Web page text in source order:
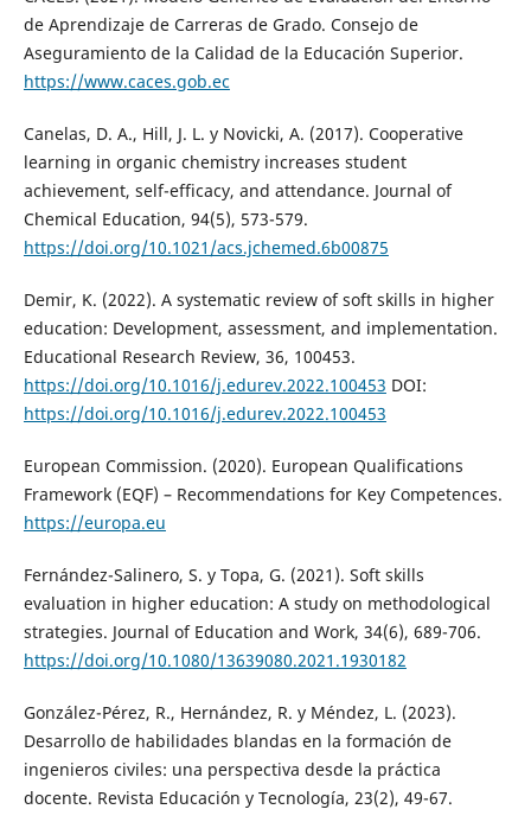
de Aprendizaje de Carreras de Grado. Consejo de
Aseguramiento de la Calidad de la Educación Superior.
https://www.caces.gob.ec
Canelas, D. A., Hill, J. L. y Novicki, A. (2017). Cooperative
learning in organic chemistry increases student
achievement, self-efficacy, and attendance. Journal of
Chemical Education, 94(5), 573-579.
https://doi.org/10.1021/acs.jchemed.6b00875
Demir, K. (2022). A systematic review of soft skills in higher
education: Development, assessment, and implementation.
Educational Research Review, 36, 100453.
https://doi.org/10.1016/j.edurev.2022.100453 DOI:
https://doi.org/10.1016/j.edurev.2022.100453
European Commission. (2020). European Qualifications
Framework (EQF) – Recommendations for Key Competences.
https://europa.eu
Fernández-Salinero, S. y Topa, G. (2021). Soft skills
evaluation in higher education: A study on methodological
strategies. Journal of Education and Work, 34(6), 689-706.
https://doi.org/10.1080/13639080.2021.1930182
González-Pérez, R., Hernández, R. y Méndez, L. (2023).
Desarrollo de habilidades blandas en la formación de
ingenieros civiles: una perspectiva desde la práctica
docente. Revista Educación y Tecnología, 23(2), 49-67.